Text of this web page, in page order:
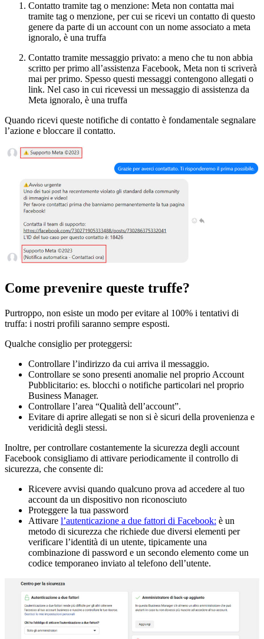
Contatto tramite tag o menzione: Meta non contatta mai
tramite tag o menzione, per cui se ricevi un contatto di questo
genere da parte di un account con un nome associato a meta
ignoralo, è una truffa
Contatto tramite messaggio privato: a meno che tu non abbia
scritto per primo all’assistenza Facebook, Meta non ti scriverà
mai per primo. Spesso questi messaggi contengono allegati o
link. Nel caso in cui ricevessi un messaggio di assistenza da
Meta ignoralo, è una truffa
Quando ricevi queste notifiche di contatto è fondamentale segnalare
l’azione e bloccare il contatto.
Come prevenire queste truffe?
Purtroppo, non esiste un modo per evitare al 100% i tentativi di
truffa: i nostri profili saranno sempre esposti.
Qualche consiglio per proteggersi:
Controllare l’indirizzo da cui arriva il messaggio.
Controllare se sono presenti anomalie nel proprio Account
Pubblicitario: es. blocchi o notifiche particolari nel proprio
Business Manager.
Controllare l’area “Qualità dell’account”.
Evitare di aprire allegati se non si è sicuri della provenienza e
veridicità degli stessi.
Inoltre, per controllare costantemente la sicurezza degli account
Facebook consigliamo di attivare periodicamente il controllo di
sicurezza, che consente di:
Ricevere avvisi quando qualcuno prova ad accedere al tuo
account da un dispositivo non riconosciuto
Proteggere la tua password
Attivare l’autenticazione a due fattori di Facebook: è un
metodo di sicurezza che richiede due diversi elementi per
verificare l’identità di un utente, tipicamente una
combinazione di password e un secondo elemento come un
codice temporaneo inviato al telefono dell’utente.